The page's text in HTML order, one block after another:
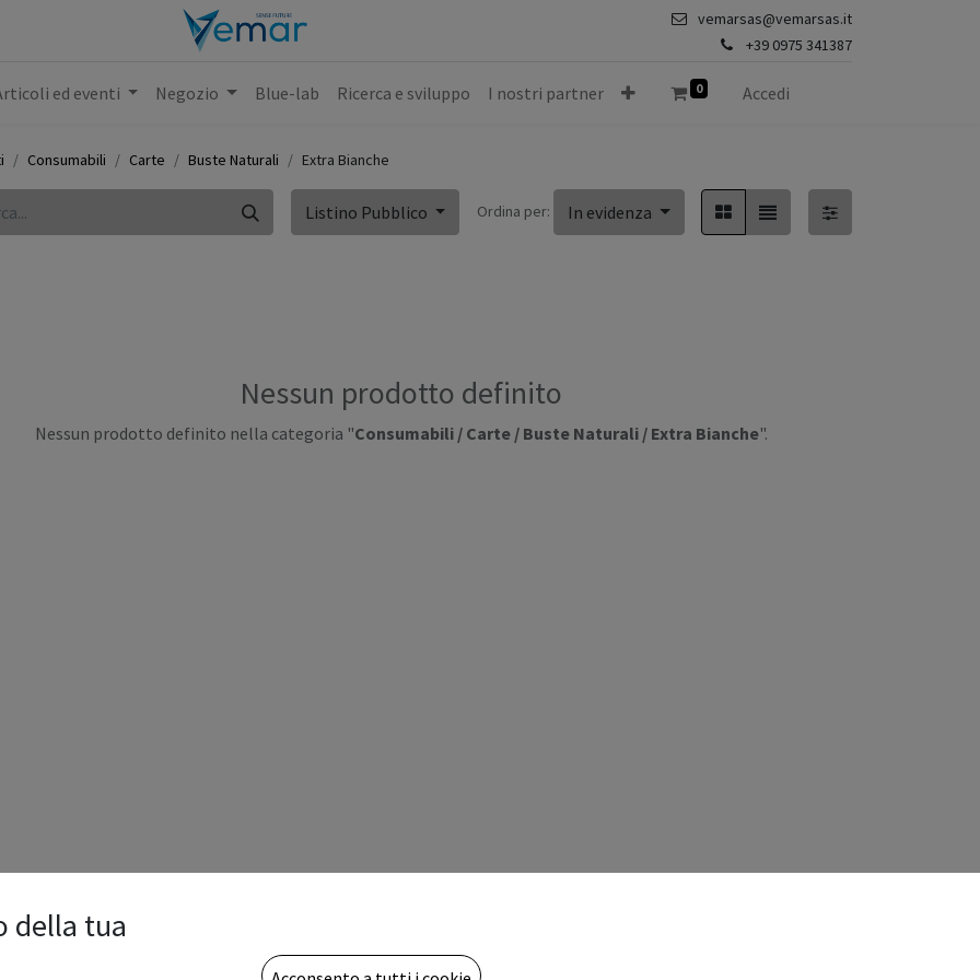
vemarsas@vemarsas.it
+39 0975 341387
ed eventi Negozio Blue-lab Ricerca e sviluppo I nostri partner 0 Accedi
Consumabili Carte Buste Naturali Extra Bianche
Listino Pubblico Ordina per: In evidenza
Nessun prodotto definito
Nessun prodotto definito nella categoria "Consumabili / Carte / Buste Naturali / Extra Bianche".
della tua